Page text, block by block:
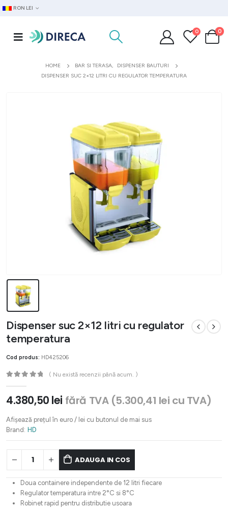
RON LEI
0 0
HOME BAR SI TERASA,
DISPENSER BAUTURI
DISPENSER SUC 2×12 LITRI CU REGULATOR TEMPERATURA
Dispenser suc 2×12 litri cu regulator
temperatura
Cod produs: HD425206
( Nu există recenzii până acum. )
4.380,50 lei fără TVA (5.300,41 lei cu TVA)
Afișează prețul în euro / lei cu butonul de mai sus
Brand: HD
ADAUGA IN COS
Doua containere independente de 12 litri fiecare
Regulator temperatura intre 2°C si 8°C
Robinet rapid pentru distributie usoara